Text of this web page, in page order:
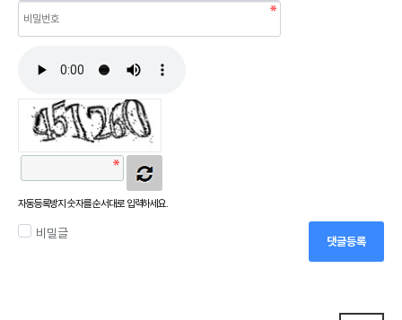
자동등록방지 숫자를 순서대로 입력하세요.
비밀글
댓글등록